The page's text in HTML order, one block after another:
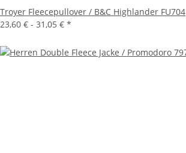
Troyer Fleecepullover / B&C Highlander FU704
23,60 € - 31,05 € *